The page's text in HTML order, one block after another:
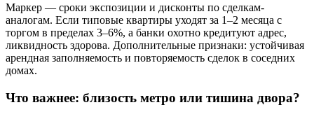
Маркер — сроки экспозиции и дисконты по сделкам-
аналогам. Если типовые квартиры уходят за 1–2 месяца с
торгом в пределах 3–6%, а банки охотно кредитуют адрес,
ликвидность здорова. Дополнительные признаки: устойчивая
арендная заполняемость и повторяемость сделок в соседних
домах.
Что важнее: близость метро или тишина двора?